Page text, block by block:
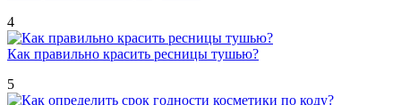
4
Как правильно красить ресницы тушью?
5